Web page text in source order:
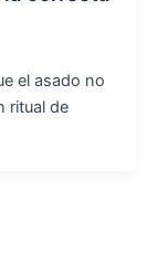
el asado no
ritual de